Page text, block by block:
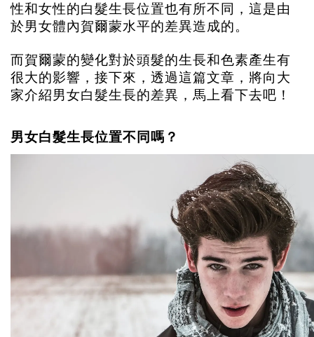
性和女性的白髮生長位置也有所不同，這是由
於男女體內賀爾蒙水平的差異造成的。
而賀爾蒙的變化對於頭髮的生長和色素產生有
很大的影響，接下來，透過這篇文章，將向大
家介紹男女白髮生長的差異，馬上看下去吧！
男女白髮生長位置不同嗎？